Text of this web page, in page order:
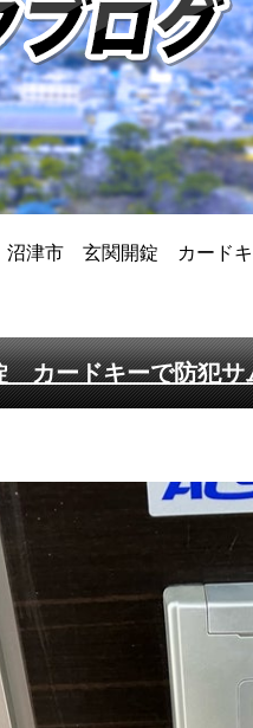
沼津市 玄関開錠 カードキ
カードキーで防犯サ